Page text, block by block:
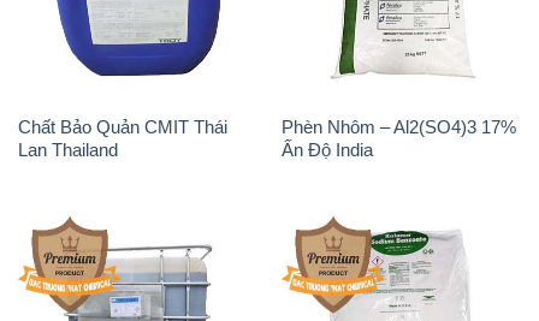
Chất Bảo Quản CMIT Thái
Lan Thailand
Phèn Nhôm – Al2(SO4)3 17%
Ấn Độ India